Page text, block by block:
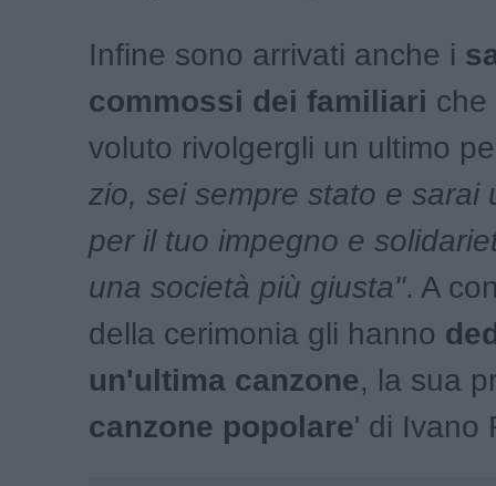
Infine sono arrivati anche i
commossi dei familiari che
voluto rivolgergli un ultimo
zio, sei sempre stato e sarai
per il tuo impegno e
una società più giusta". A
della cerimonia gli hanno
un'ultima canzone, la sua
canzone popolare' di Ivano